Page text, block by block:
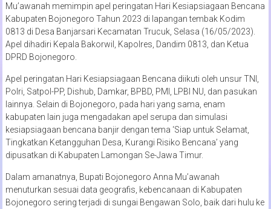
Mu’awanah memimpin apel peringatan Hari Kesiapsiagaan Bencana
Kabupaten Bojonegoro Tahun 2023 di lapangan tembak Kodim
0813 di Desa Banjarsari Kecamatan Trucuk, Selasa (16/05/2023).
Apel dihadiri Kepala Bakorwil, Kapolres, Dandim 0813, dan Ketua
DPRD Bojonegoro.
Apel peringatan Hari Kesiapsiagaan Bencana diikuti oleh unsur TNI,
Polri, Satpol-PP, Dishub, Damkar, BPBD, PMI, LPBI NU, dan pasukan
lainnya. Selain di Bojonegoro, pada hari yang sama, enam
kabupaten lain juga mengadakan apel serupa dan simulasi
kesiapsiagaan bencana banjir dengan tema ‘Siap untuk Selamat,
Tingkatkan Ketangguhan Desa, Kurangi Risiko Bencana’ yang
dipusatkan di Kabupaten Lamongan Se-Jawa Timur.
Dalam amanatnya, Bupati Bojonegoro Anna Mu’awanah
menuturkan sesuai data geografis, kebencanaan di Kabupaten
Bojonegoro sering terjadi di sungai Bengawan Solo, baik dari hulu ke